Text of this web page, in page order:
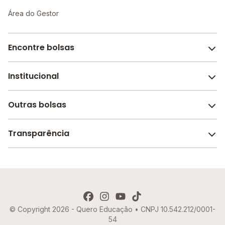
Área do Gestor
Encontre bolsas
Melhores escolas de São Paulo
Escolas por cidade e bairro
Institucional
Sobre o Melhor Escola
Revista Melhor Escola
Outras bolsas
Faculdades e universidades
Transparência
Política de Cookies
© Copyright 2026 - Quero Educação • CNPJ 10.542.212/0001-
54